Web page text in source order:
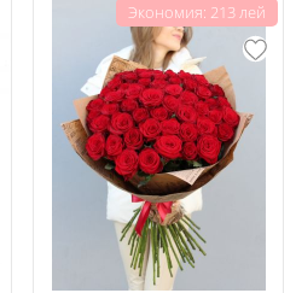
Экономия: 213 лей